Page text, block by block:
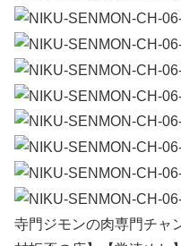
寺門ジモンの肉専門チャ